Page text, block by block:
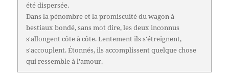
été dispersée.
Dans la pénombre et la promiscuité du wagon à
bestiaux bondé, sans mot dire, les deux inconnus
s'allongent côte à côte. Lentement ils s'étreignent,
s'accouplent. Étonnés, ils accomplissent quelque chose
qui ressemble à l'amour.